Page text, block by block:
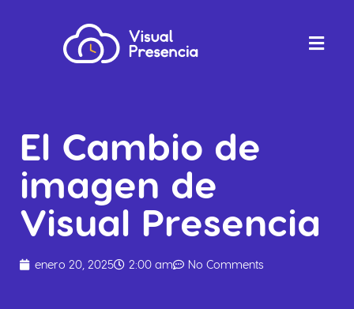
El Cambio de
imagen de
Visual Presencia
enero 20, 2025 2:00 am No Comments